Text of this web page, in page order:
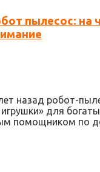
пылесос: на
назад робот-
для
помощником по